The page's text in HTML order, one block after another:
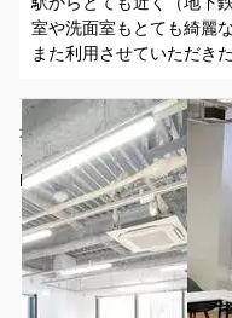
室や洗面室もとても綺麗
また利用させていただき
最大天井高3.5ｍの開放感
ー、プロジェクタ、Wi-fi完備
BAUM HAUS WORK【セミナ